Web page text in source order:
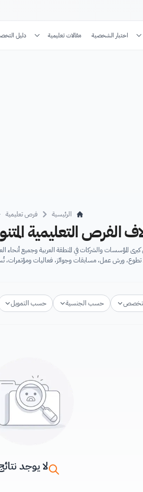
اختبار الشخصية مقالات تعليمية دليل
الرئيسية فرص تعليمية
الفرص التعليمية
المؤسسات والشركات في المنطقة العربية وجميع
ورش عمل، مسابقات وجوائز، فعاليات ومؤتمرات،
حسب الجنسية حسب التمويل
لا يوجد